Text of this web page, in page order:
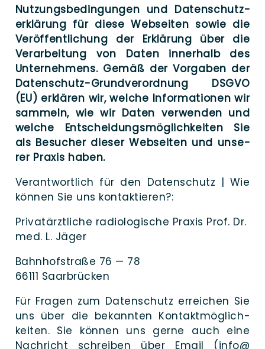
Nut­zungs­be­din­gun­gen und Daten­schutz­
er­klä­rung für die­se Web­sei­ten sowie die
Ver­öf­fent­li­chung der Erklä­rung über die
Ver­ar­bei­tung von Daten inner­halb des
Unter­neh­mens. Gemäß der Vor­ga­ben der
Daten­­schutz-Grun­d­­ver­­or­d­­nung DSGVO
(EU) erklä­ren wir, wel­che Infor­ma­tio­nen wir
sam­meln, wie wir Daten ver­wen­den und
wel­che Ent­schei­dungs­mög­lich­kei­ten Sie
als Besu­cher die­ser Web­sei­ten und unse­
rer Pra­xis haben.
Ver­ant­wort­lich für den Daten­schutz | Wie
kön­nen Sie uns kontaktieren?:
Pri­vat­ärzt­li­che radio­lo­gi­sche Pra­xis Prof. Dr.
med. L. Jäger
Bahn­hof­stra­ße 76 — 78
66111 Saarbrücken
Für Fra­gen zum Daten­schutz errei­chen Sie
uns über die bekann­ten Kon­takt­mög­lich­
kei­ten. Sie kön­nen uns ger­ne auch eine
Nach­richt schrei­ben über Email (info@​